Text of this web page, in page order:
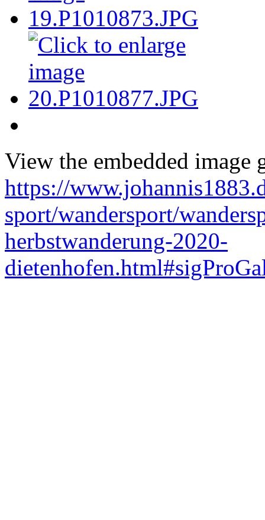
View the embedded image
https://
sport/wandersport/
herbstwanderung-2020-